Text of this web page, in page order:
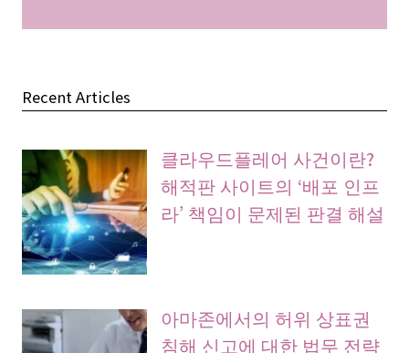
Recent Articles
클라우드플레어 사건이란?
해적판 사이트의 ‘배포 인프
라’ 책임이 문제된 판결 해설
아마존에서의 허위 상표권
침해 신고에 대한 법무 전략